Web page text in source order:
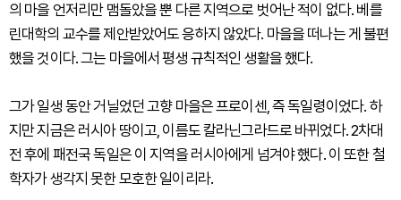
의 마을 언저리만 맴돌았을 뿐 다른 지역으로 벗어난 적이 없다. 베를
린대학의 교수를 제안받았어도 응하지 않았다. 마을을 떠나는 게 불편
했을 것이다. 그는 마을에서 평생 규칙적인 생활을 했다.
그가 일생 동안 거닐었던 고향 마을은 프로이센, 즉 독일령이었다. 하
지만 지금은 러시아 땅이고, 이름도 칼라닌그라드로 바뀌었다. 2차대
전 후에 패전국 독일은 이 지역을 러시아에게 넘겨야 했다. 이 또한 철
학자가 생각지 못한 모호한 일이리라.